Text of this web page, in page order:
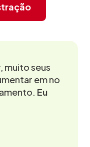
muito seus
em no
Eu